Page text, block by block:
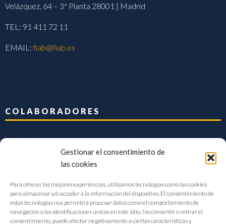
Gestionar el consentimiento de
las cookies
Para ofrecer las mejores experiencias, utilizamos tecnologías como las cookies
para almacenar y/o acceder a la información del dispositivo. El consentimiento de
estas tecnologías nos permitirá procesar datos como el comportamiento de
navegación o las identificaciones únicas en este sitio. No consentir o retirar el
consentimiento, puede afectar negativamente a ciertas características y
Velázquez, 64 – 3ª Planta 28001 | Madrid
TEL: 91 411 72 11
EMAIL:fiab@fiab.es
COLABORADORES